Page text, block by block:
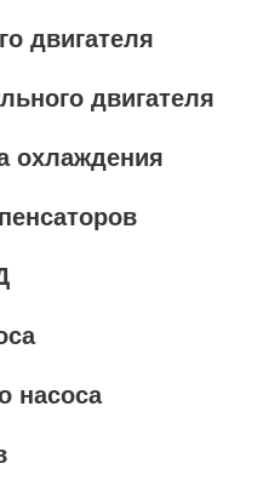
двигателя
двигателя
охлаждения
насоса